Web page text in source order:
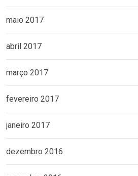
maio 2017
abril 2017
março 2017
fevereiro 2017
janeiro 2017
dezembro 2016